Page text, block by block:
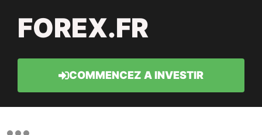
FOREX.FR
COMMENCEZ A INVESTIR